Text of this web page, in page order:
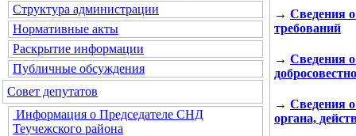
Структура администрации
Нормативные акты
Раскрытие информации
Публичные обсуждения
Совет депутатов
Информация о Председателе СНД
Теучежского района
→ Сведения
требований
→ Сведения
→ Сведения
органа,